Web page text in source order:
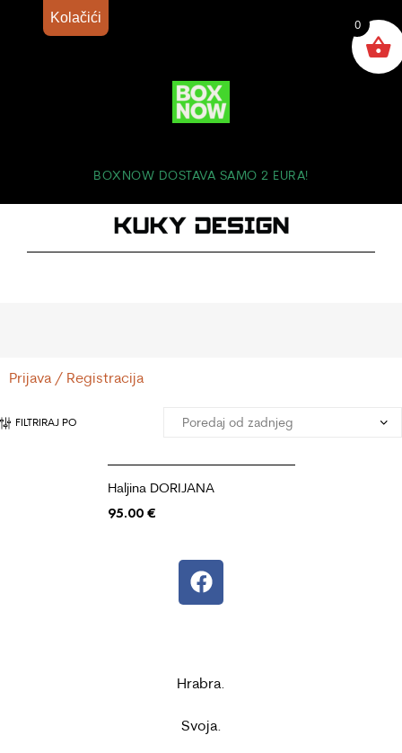
BOXNOW DOSTAVA SAMO 2 EURA!
Prijava / Registracija
FILTRIRAJ PO
Haljina DORIJANA
95.00 €
Hrabra.
Svoja.
0
Kolačići